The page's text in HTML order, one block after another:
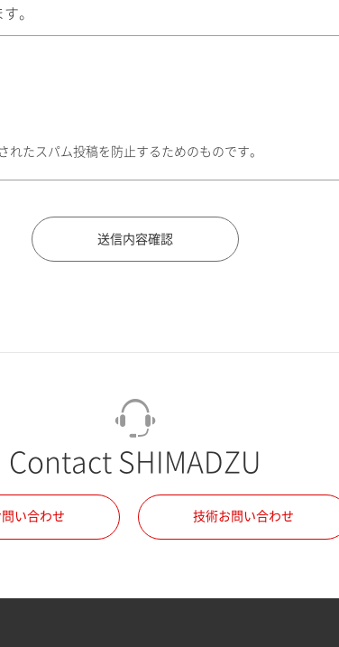
。
たスパム投稿を防止するためのものです。
Contact SHIMADZU
い合わせ 技術お問い合わせ